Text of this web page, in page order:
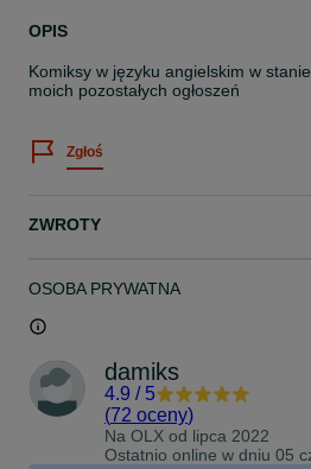
OPIS
Komiksy w języku angielskim w
moich pozostałych ogłoszeń
Zgłoś
ZWROTY
OSOBA PRYWATNA
damiks
4.9 / 5
(72 oceny)
Na OLX od lipca 2022
Ostatnio online w dniu 05